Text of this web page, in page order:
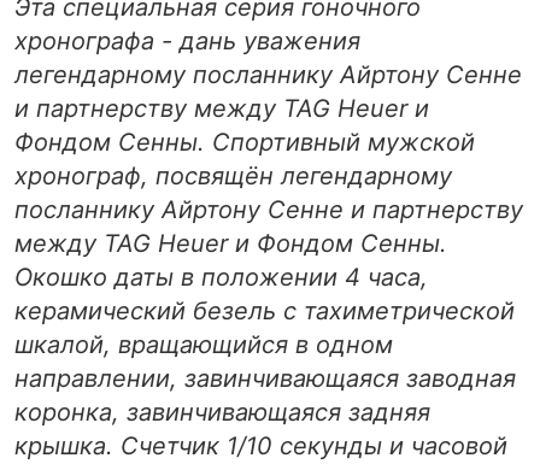
Эта специальная серия гоночного
хронографа - дань уважения
легендарному посланнику Айртону Сенне
и партнерству между TAG Heuer и
Фондом Сенны. Спортивный мужской
хронограф, посвящён легендарному
посланнику Айртону Сенне и партнерству
между TAG Heuer и Фондом Сенны.
Окошко даты в положении 4 часа,
керамический безель с тахиметрической
шкалой, вращающийся в одном
направлении, завинчивающаяся заводная
коронка, завинчивающаяся задняя
крышка. Счетчик 1/10 секунды и часовой